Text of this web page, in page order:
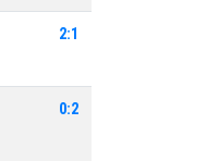
2:1
0:2